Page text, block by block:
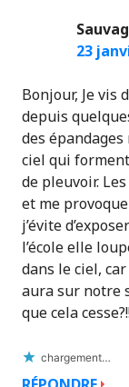
23
Bonjour, Je vis
depuis
des
ciel qui
de pleuvoir.
et me
j’évite
l’école elle
dans le ciel,
aura sur notre
que cela
chargement…